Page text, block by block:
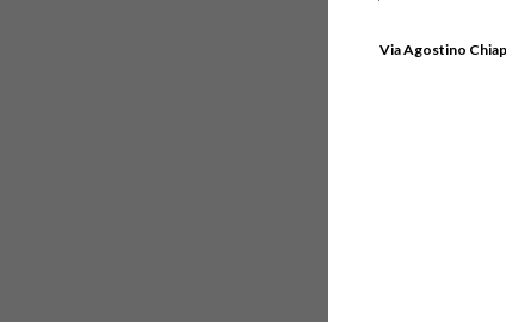
Via Agostino